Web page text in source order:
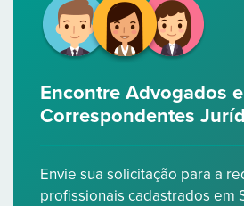
Encontre Advogados e
Correspondentes
Envie sua solicitação para a
profissionais cadastrados em